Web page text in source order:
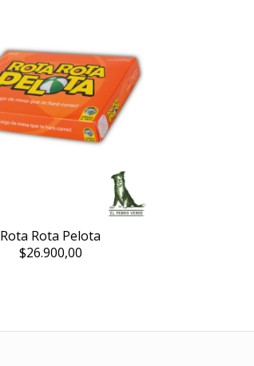
Rota Rota Pelota
$26.900,00